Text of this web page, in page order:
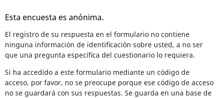
Esta encuesta es anónima.
El registro de su respuesta en el formulario no contiene
ninguna información de identificación sobre usted, a no ser
que una pregunta específica del cuestionario lo requiera.
Si ha accedido a este formulario mediante un código de
acceso, por favor, no se preocupe porque ese código de acceso
no se guardará con sus respuestas. Se guarda en una base de